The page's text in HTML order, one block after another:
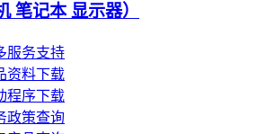
笔记本 显示器）
服务支持
资料下载
程序下载
政策查询